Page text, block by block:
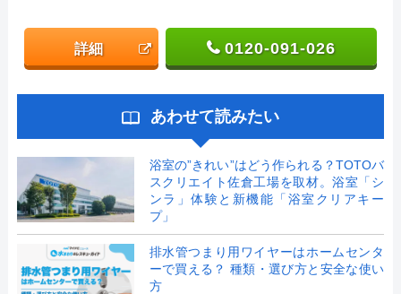
詳細 0120-091-026
あわせて読みたい
浴室の”きれい”はどう作られる？TOTOバ
スクリエイト佐倉工場を取材。浴室「シ
ンラ」体験と新機能「浴室クリアキー
プ」
排水管つまり用ワイヤーはホームセンタ
ーで買える？ 種類・選び方と安全な使い
方